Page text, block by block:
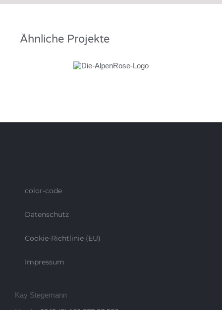
Ähnliche Projekte
color-code
Datenschutz
Cookie-Richtlinie (EU)
Impressum
Kay Stegemann